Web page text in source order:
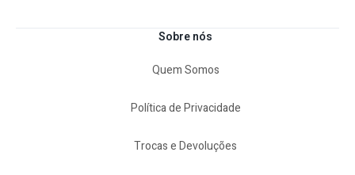
Sobre nós
Quem Somos
Política de Privacidade
Trocas e Devoluções